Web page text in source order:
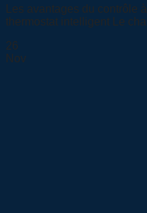
Les avantages du contrôle
thermostat intelligent Le
26
Nov